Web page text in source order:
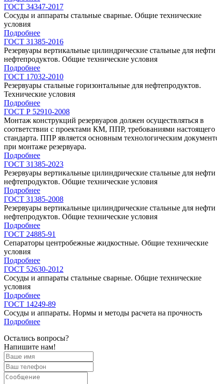
ГОСТ 34347-2017
Сосуды и аппараты стальные сварные. Общие технические
условия
Подробнее
ГОСТ 31385-2016
Резервуары вертикальные цилиндрические стальные для
нефтепродуктов. Общие технические условия
Подробнее
ГОСТ 17032-2010
Резервуары стальные горизонтальные для нефтепродуктов.
Технические условия
Подробнее
ГОСТ Р 52910-2008
Монтаж конструкций резервуаров должен осуществляться в
соответствии с проектами КМ, ППР, требованиями настоящего
стандарта. ППР является основным технологическим
при монтаже резервуара.
Подробнее
ГОСТ 31385-2023
Резервуары вертикальные цилиндрические стальные для
нефтепродуктов. Общие технические условия
Подробнее
ГОСТ 31385-2008
Резервуары вертикальные цилиндрические стальные для
нефтепродуктов. Общие технические условия
Подробнее
ГОСТ 24885-91
Сепараторы центробежные жидкостные. Общие технические
условия
Подробнее
ГОСТ 52630-2012
Сосуды и аппараты стальные сварные. Общие технические
условия
Подробнее
ГОСТ 14249-89
Сосуды и аппараты. Нормы и методы расчета на прочность
Подробнее
Остались вопросы?
Напишите нам!